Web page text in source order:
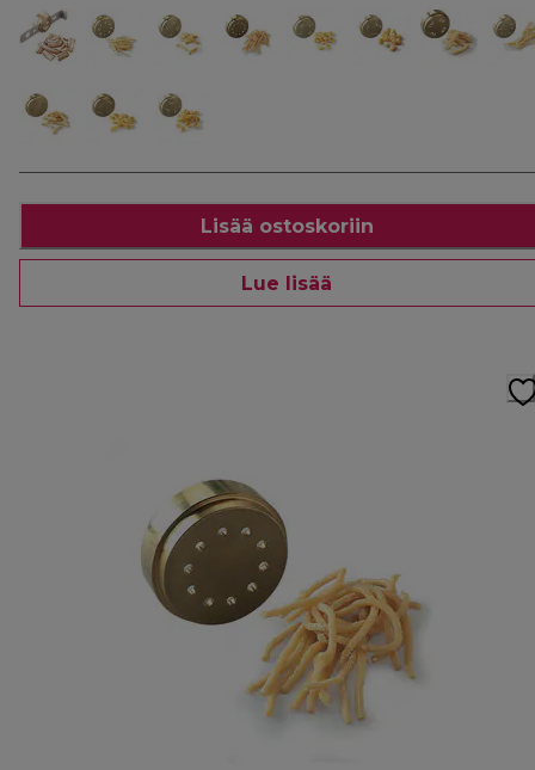
Lisää ostoskoriin
Lue lisää